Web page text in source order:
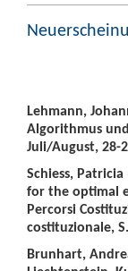
Lehmann,
Algorithmus
Juli/August, 28-
Schiess,
for the optimal
Percorsi
costituzionale,
Brunhart,